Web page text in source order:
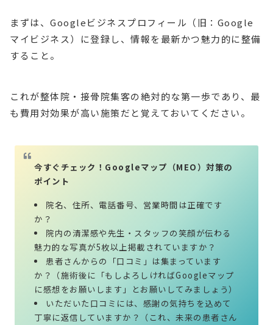
まずは、Googleビジネスプロフィール（旧：Google
マイビジネス）に登録し、情報を最新かつ魅力的に整備
すること。
これが整体院・接骨院集客の絶対的な第一歩であり、最
も費用対効果が高い施策だと覚えておいてください。
今すぐチェック！Googleマップ（MEO）対策の
ポイント
院名、住所、電話番号、営業時間は正確です
か？
院内の清潔感や先生・スタッフの笑顔が伝わる
魅力的な写真が5枚以上掲載されていますか？
患者さんからの「口コミ」は集まっています
か？（施術後に「もしよろしければGoogleマップ
に感想をお願いします」とお願いしてみましょう）
いただいた口コミには、感謝の気持ちを込めて
丁寧に返信していますか？（これ、未来の患者さん